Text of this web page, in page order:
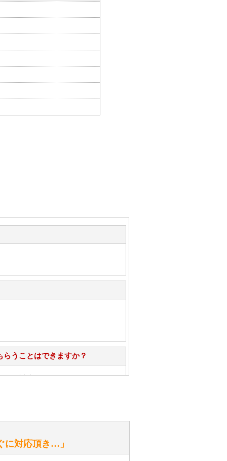
うことはできますか？
入れ方法を教えてください。
に対応頂き…」